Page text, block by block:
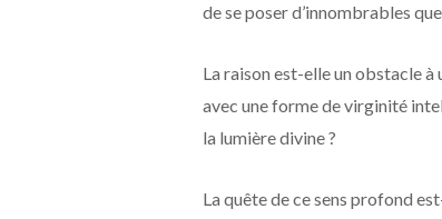
de se poser d’innombrables
La raison est-elle un obstacle
avec une forme de virginité
la lumière divine ?
La quête de ce sens profond